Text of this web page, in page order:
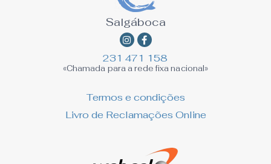
Termos e condições
Livro de Reclamações Online
Salgáboca
Instagram
Facebook-
f
231 471 158
«Chamada para a rede fixa nacional»